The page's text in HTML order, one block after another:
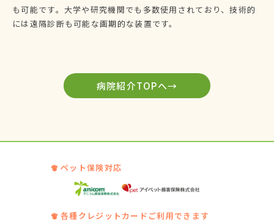
も可能です。大学や研究機関でも多数使用されており、技術的
には遠隔診断も可能な画期的な装置です。
病院紹介TOPへ→
ペット保険対応
各種クレジットカードご利用できます